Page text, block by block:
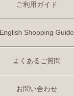
ご利用ガイド
English Shopping Guide
よくあるご質問
お問い合わせ